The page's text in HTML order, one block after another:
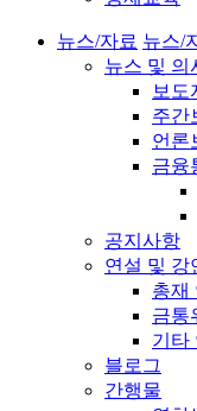
뉴스/자료 뉴스/
뉴스 및 의
보도
주간
언론
금융
공지사항
연설 및 강
총재
금통
기타
블로그
간행물